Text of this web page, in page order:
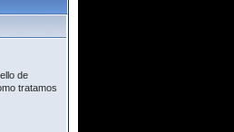
de
tratamos